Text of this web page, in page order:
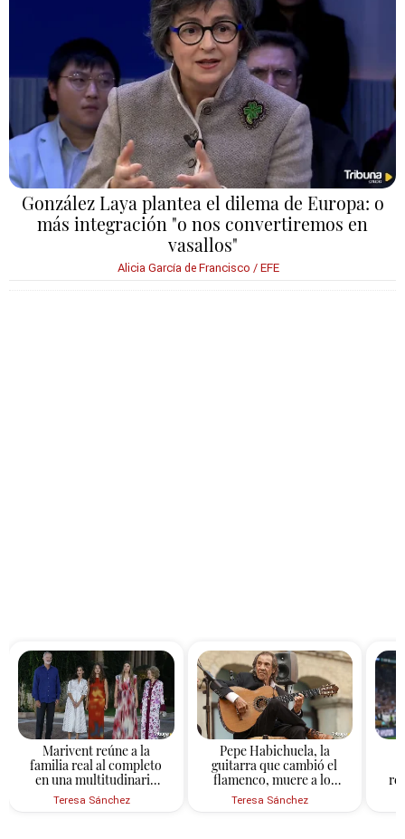
González Laya plantea el dilema de Europa: o
más integración "o nos convertiremos en
vasallos"
Alicia García de Francisco / EFE
Marivent reúne a la
familia real al completo
en una multitudinaria
recepción con más de
600 invitados
Teresa Sánchez
Pepe Habichuela, la
guitarra que cambió el
flamenco, muere a los
82 años
Teresa Sánchez